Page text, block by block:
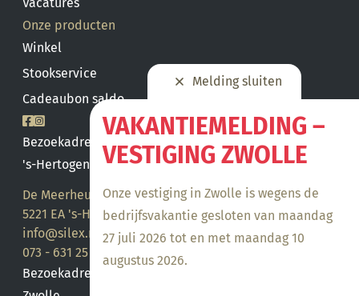
Melding sluiten
VAKANTIEMELDING –
VESTIGING ZWOLLE
Onze vestiging in Zwolle is wegens de
bedrijfsvakantie gesloten van maandag
27 juli 2026 tot en met maandag 10
augustus 2026.
Onze producten
Winkel
Stookservice
Cadeaubon saldo
Bezoekadres
's-Hertogenbosch
De Meerheuvel 21
5221 EA 's-Hertogenbosch
info@silex.nl
073 - 631 25 28
Bezoekadres